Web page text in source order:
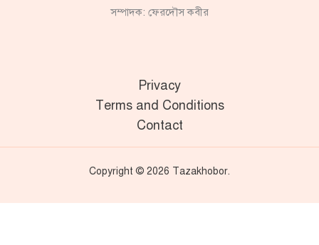
সম্পাদক: ফেরদৌস কবীর
Privacy
Terms and Conditions
Contact
Copyright © 2026 Tazakhobor.